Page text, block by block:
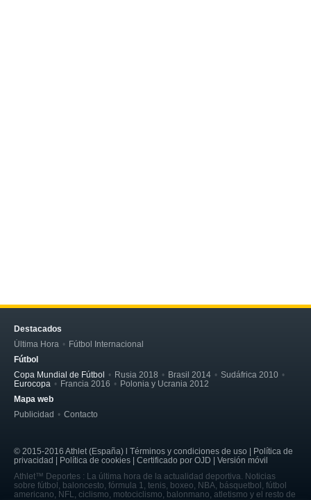
Destacados
Última Hora
Fútbol Internacional
Fútbol
Copa Mundial de Fútbol
Rusia 2018 Brasil 2014
Sudáfrica 2010
Eurocopa
Francia 2016
Polonia y Ucrania 2012
Mapa web
Publicidad
Contacto
© 2015-2016 Athlet (España) l Términos y condiciones de uso | Política de
privacidad | Política de cookies | Certificado por OJD | Versión móvil
Athlet™ Deportes : La última hora de la actualidad deportiva. Noticias
sobre fútbol, baloncesto, fórmula 1, tenis, boxeo, NBA, básquetbol, fútbol
americano, NFL, ciclismo, motociclismo, balonmano, atletismo y el resto de